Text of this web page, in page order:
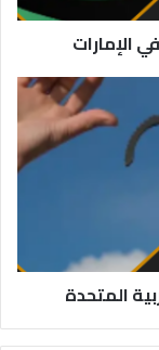
الإمارات
المتحدة